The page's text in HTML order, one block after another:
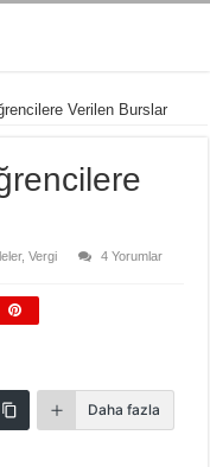
Verilen Burslar
,Vergi
4 Yorumlar
Daha fazla